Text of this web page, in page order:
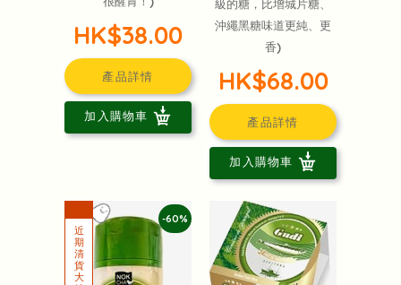
HK$38.00
產品詳情
加入購物車
級的糖，比增城片糖、
沖繩黑糖味道更純、更
香)
HK$68.00
產品詳情
加入購物車
-60%